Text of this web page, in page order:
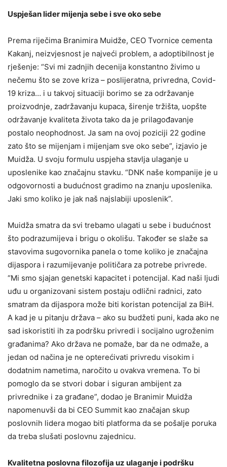
Uspješan lider mijenja sebe i sve oko sebe
Prema riječima Branimira Muidže, CEO Tvornice cementa
Kakanj, neizvjesnost je najveći problem, a adoptibilnost je
rješenje: “Svi mi zadnjih decenija konstantno živimo u
nečemu što se zove kriza – poslijeratna, privredna, Covid-
19 kriza… i u takvoj situaciji borimo se za održavanje
proizvodnje, zadržavanju kupaca, širenje tržišta, uopšte
održavanje kvaliteta života tako da je prilagođavanje
postalo neophodnost. Ja sam na ovoj poziciji 22 godine
zato što se mijenjam i mijenjam sve oko sebe”, izjavio je
Muidža. U svoju formulu uspjeha stavlja ulaganje u
uposlenike kao značajnu stavku. “DNK naše kompanije je u
odgovornosti a budućnost gradimo na znanju uposlenika.
Jaki smo koliko je jak naš najslabiji uposlenik”.
Muidža smatra da svi trebamo ulagati u sebe i budućnost
što podrazumijeva i brigu o okolišu. Također se slaže sa
stavovima sugovornika panela o tome koliko je značajna
dijaspora i razumijevanje političara za potrebe privrede.
“Mi smo sjajan genetski kapacitet i potencijal. Kad naši ljudi
uđu u organizovani sistem postaju odlični radnici, zato
smatram da dijaspora može biti koristan potencijal za BiH.
A kad je u pitanju država – ako su budžeti puni, kada ako ne
sad iskoristiti ih za podršku privredi i socijalno ugroženim
građanima? Ako država ne pomaže, bar da ne odmaže, a
jedan od načina je ne opterećivati privredu visokim i
dodatnim nametima, naročito u ovakva vremena. To bi
pomoglo da se stvori dobar i siguran ambijent za
privrednike i za građane”, dodao je Branimir Muidža
napomenuvši da bi CEO Summit kao značajan skup
poslovnih lidera mogao biti platforma da se pošalje poruka
da treba slušati poslovnu zajednicu.
Kvalitetna poslovna filozofija uz ulaganje i podršku